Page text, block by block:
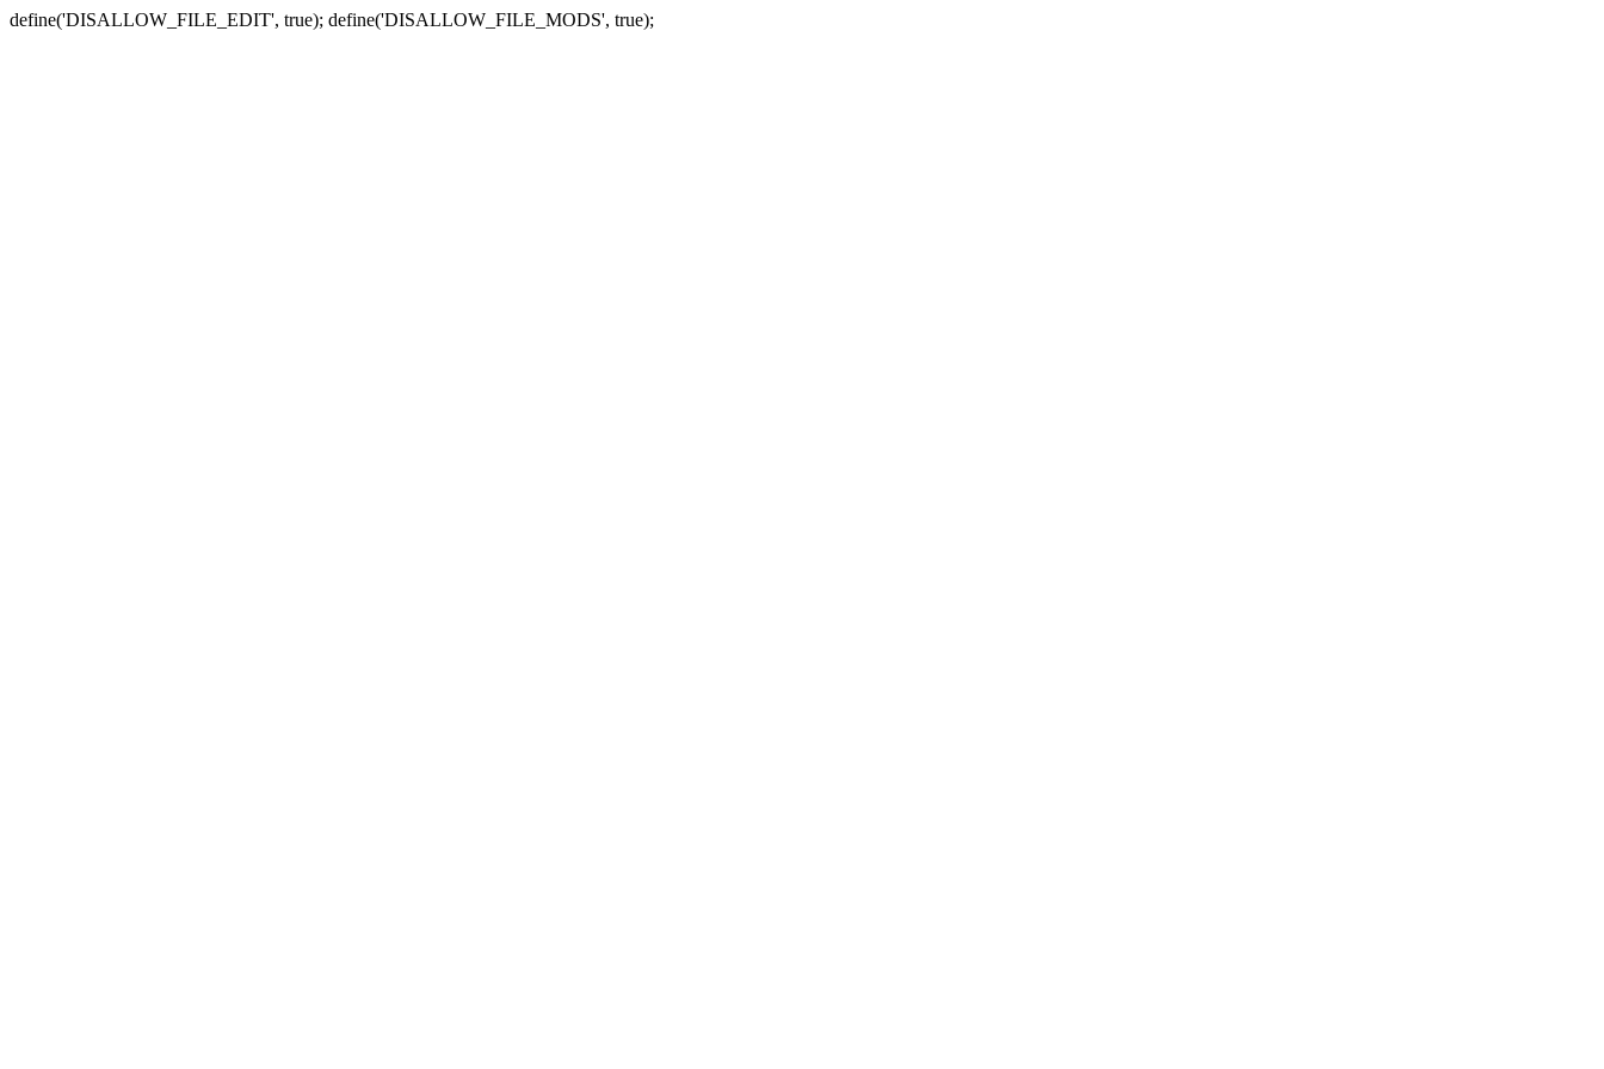
define('DISALLOW_FILE_EDIT', true); define('DISALLOW_FILE_MODS', true);